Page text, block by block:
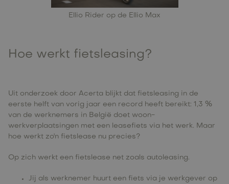
Ellio Rider op de Ellio Max
Hoe werkt fietsleasing?
Uit onderzoek door Acerta blijkt dat fietsleasing in de
eerste helft van vorig jaar een record heeft bereikt: 1,3 %
van de werknemers in België doet woon-
werkverplaatsingen met een leasefiets via het werk. Maar
hoe werkt zo'n fietslease nu precies?
Op zich werkt een fietslease net zoals autoleasing.
Jij als werknemer huurt een fiets via je werkgever op